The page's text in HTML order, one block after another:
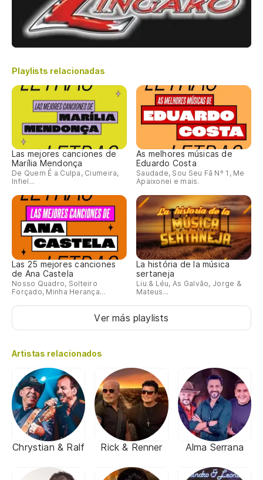
Playlists relacionadas
Las mejores canciones de
Marília Mendonça
De Quem É a Culpa, Ciumeira,
Infiel...
As melhores músicas de
Eduardo Costa
Saudade, Sou Seu Fã Nº 1, Me
Apaixonei e mais.
Las 25 mejores canciones
de Ana Castela
Nosso Quadro, Solteiro
Forçado, Minha Herança...
La história de la música
sertaneja
Liu & Léu, As Galvão, Jorge &
Mateus...
Ver más playlists
Artistas relacionados
Chrystian & Ralf Rick & Renner Alma Serrana